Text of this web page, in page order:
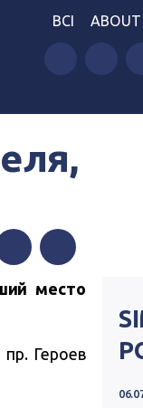
BCI ABOUT
Telegram
место
Героев